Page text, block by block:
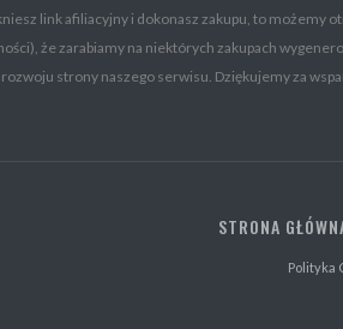
link afiliacyjny i dokonasz zakupu, to możemy
że zarabiamy na niektórych zakupach
strony naszego serwisu. Dziękujemy za
STRONA
Polityka